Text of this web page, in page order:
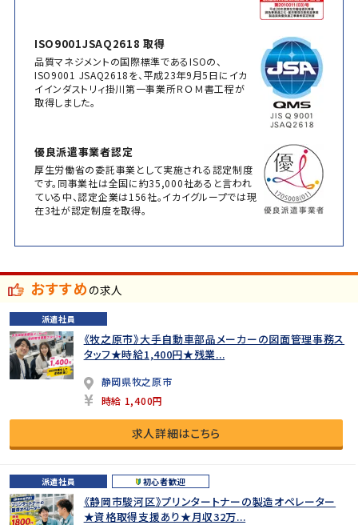
ISO9001JSAQ2618 取得
品質マネジメントの国際標準であるISOの、
ISO9001 JSAQ2618を、平成23年9月5日にイカ
イインダストリィ掛川第一事業所ＲＯＭ書工程が
取得しました。
優良派遣事業者認定
厚生労働省の委託事業として実施される認定制度
です。同事業社は全国に約35,000社あると言われ
ている中、認定企業は156社。イカイグループでは現
在3社が認定制度を取得。
おすすめの求人
派遣社員
《牧之原市》大手自動車部品メーカーの図面管理事務ス
タッフ★時給1,400円★残業...
静岡県牧之原市
時給 1,400円
求人詳細はこちら
派遣社員 初心者歓迎
《静岡市駿河区》プリンタートナーの製造オペレーター
★資格取得支援あり★月収32万...